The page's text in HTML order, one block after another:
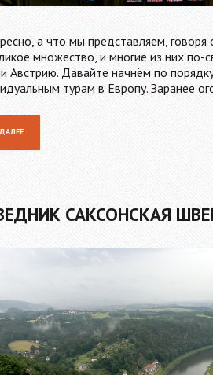
а что мы представляем,
множество, и многие из них по-
Австрию. Давайте начнём по
турам в Европу. Заранее
САКСОНСКАЯ